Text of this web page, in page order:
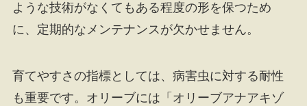
ような技術がなくてもある程度の形を保つため
に、定期的なメンテナンスが欠かせません。
育てやすさの指標としては、病害虫に対する耐性
も重要です。オリーブには「オリーブアナアキゾ